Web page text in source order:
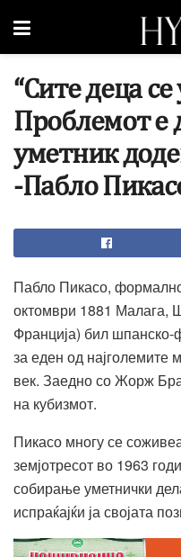
“Сите деца
Проблемот е
уметник
-Пабло
Пабло Пикасо,
октомври 1881 Малага,
Франција) бил шпанско-
за еден од најголемите
век. Заедно со Жорж
на кубизмот.
Пикасо многу се
земјотресот во 1963
собирање уметнички
испраќајќи ја својата